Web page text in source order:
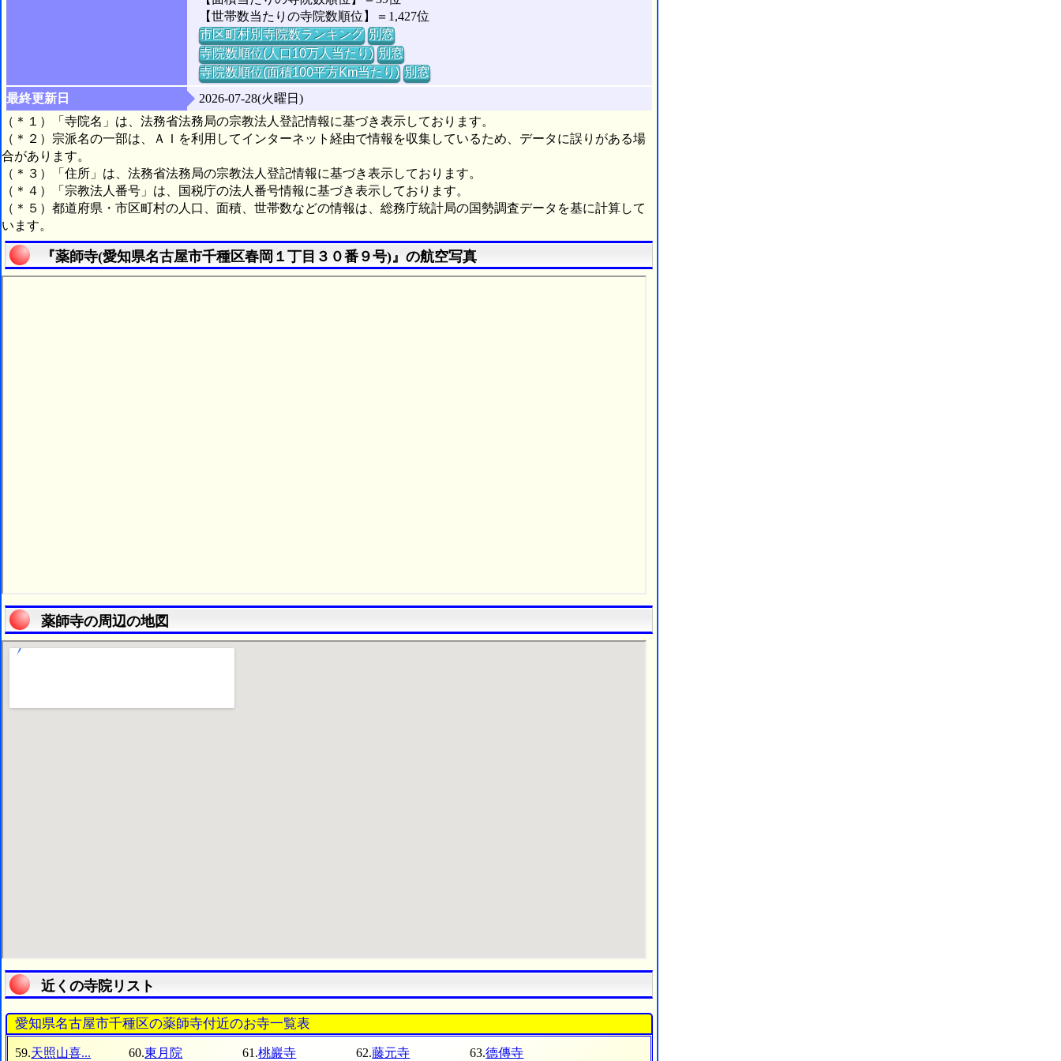
【世帯数当たりの寺院数順位】＝1,427位
市区町村別寺院数ランキング 別窓
寺院数順位(人口10万人当たり) 別窓
寺院数順位(面積100平方Km当たり) 別窓
最終更新日
2026-07-28(火曜日)
（＊１）「寺院名」は、法務省法務局の宗教法人登記情報に基づき表示しております。
（＊２）宗派名の一部は、ＡＩを利用してインターネット経由で情報を収集しているため、データに誤りがある場
合があります。
（＊３）「住所」は、法務省法務局の宗教法人登記情報に基づき表示しております。
（＊４）「宗教法人番号」は、国税庁の法人番号情報に基づき表示しております。
（＊５）都道府県・市区町村の人口、面積、世帯数などの情報は、総務庁統計局の国勢調査データを基に計算して
います。
『薬師寺(愛知県名古屋市千種区春岡１丁目３０番９号)』の航空写真
薬師寺の周辺の地図
近くの寺院リスト
愛知県名古屋市千種区の薬師寺付近のお寺一覧表
59.天照山喜... 60.東月院 61.桃巖寺 62.藤元寺 63.德傳寺